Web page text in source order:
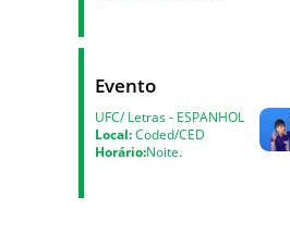
Evento
UFC/ Letras - ESPANHOL
Local:Coded/CED
Horário:Noite.